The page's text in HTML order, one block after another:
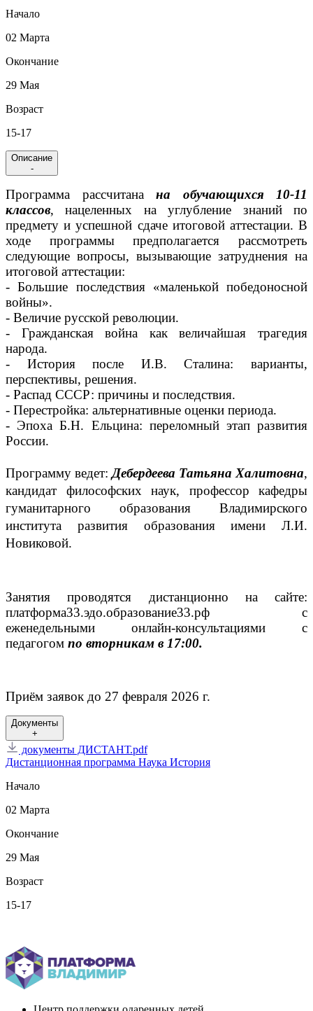
Начало
02 Марта
Окончание
29 Мая
Возраст
15-17
Описание
-
Программа рассчитана на обучающихся 10-11
классов, нацеленных на углубление знаний по
предмету и успешной сдаче итоговой аттестации. В
ходе программы предполагается рассмотреть
следующие вопросы, вызывающие затруднения на
итоговой аттестации:
- Большие последствия «маленькой победоносной
войны».
- Величие русской революции.
- Гражданская война как величайшая трагедия
народа.
- История после И.В. Сталина: варианты,
перспективы, решения.
- Распад СССР: причины и последствия.
- Перестройка: альтернативные оценки периода.
- Эпоха Б.Н. Ельцина: переломный этап развития
России.
Программу ведет: Дебердеева Татьяна Халитовна,
кандидат философских наук, профессор кафедры
гуманитарного образования Владимирского
института развития образования имени Л.И.
Новиковой.
Занятия проводятся дистанционно на сайте:
платформа33.эдо.образование33.рф с
еженедельными онлайн-консультациями с
педагогом по вторникам в 17:00.
Приём заявок до 27 февраля 2026 г.
Документы
+
документы ДИСТАНТ.pdf
Дистанционная программа Наука История
Начало
02 Марта
Окончание
29 Мая
Возраст
15-17